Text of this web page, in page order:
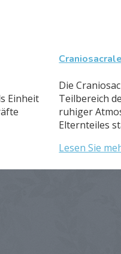
Einheit
Die
Teilbereich
ruhiger
Elternteiles
Lesen Sie